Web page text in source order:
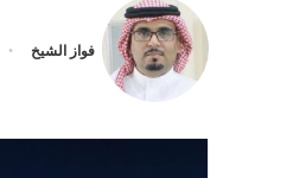
فواز الشيخ